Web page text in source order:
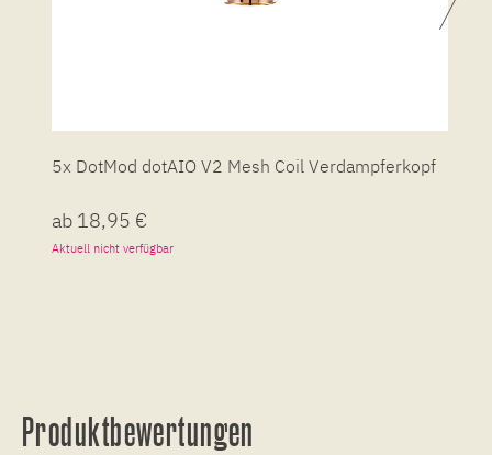
5x DotMod dotAIO V2 Mesh Coil Verdampferkopf
ab 18,95 €
Aktuell nicht verfügbar
Produktbewertungen